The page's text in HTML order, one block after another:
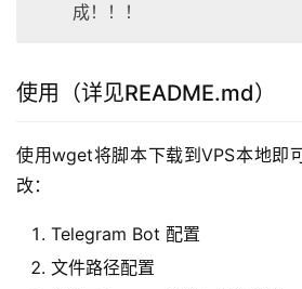
成！！！
使用（详见README.md）
使用wget将脚本下载到VPS本地即
改：
Telegram Bot 配置
文件路径配置